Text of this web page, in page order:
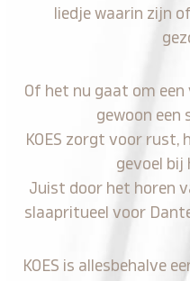
liedje waarin zijn
Of het nu gaat om
gewoon een
KOES zorgt voor rust,
gevoel bij
Juist door het horen
slaapritueel voor
KOES is allesbehalve